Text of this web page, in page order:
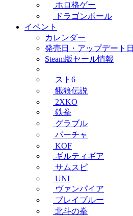
ホロ格ゲー
ドラゴンボール
イベント
カレンダー
発売日・アップデート日
Steam版セール情報
スト6
餓狼伝説
2XKO
鉄拳
グラブル
バーチャ
KOF
ギルティギア
サムスピ
UNI
ヴァンパイア
ブレイブルー
北斗の拳